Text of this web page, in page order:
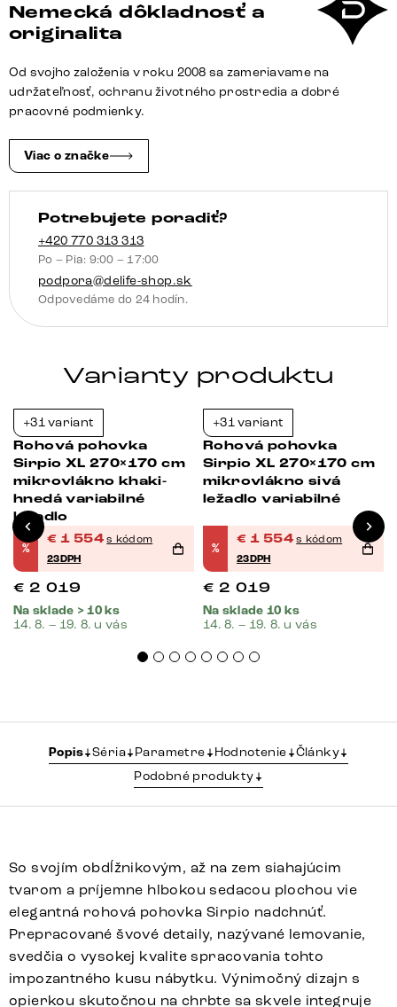
230x155
cm
mikrovlákno
čierna
variabilné
s
taburetom
Nemecká dôkladnosť a
originalita
Od svojho založenia v roku 2008 sa zameriavame na
udržateľnosť, ochranu životného prostredia a dobré
pracovné podmienky.
Viac o značke
Potrebujete poradiť?
+420 770 313 313
Po – Pia: 9:00 – 17:00
podpora@delife-shop.sk
Odpovedáme do 24 hodín.
Varianty produktu
+31 variant
Rohová pohovka
Sirpio XL 270×170 cm
mikrovlákno khaki-
hnedá variabilné
ležadlo
%
€ 1 554 s kódom
23DPH
€ 2 019
Na sklade > 10 ks
14. 8. – 19. 8. u vás
+31 variant
Rohová pohovka
Sirpio XL 270×170 cm
mikrovlákno sivá
ležadlo variabilné
%
€ 1 554 s kódom
23DPH
€ 2 019
Na sklade 10 ks
14. 8. – 19. 8. u vás
Popis Séria Parametre Hodnotenie
Články
Podobné produkty
So svojím obdĺžnikovým, až na zem siahajúcim
tvarom a príjemne hlbokou sedacou plochou vie
elegantná rohová pohovka Sirpio nadchnúť.
Prepracované švové detaily, nazývané lemovanie,
svedčia o vysokej kvalite spracovania tohto
impozantného kusu nábytku. Výnimočný dizajn s
opierkou skutočnou na chrbte sa skvele integruje